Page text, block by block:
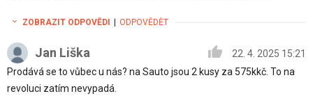
ZOBRAZIT ODPOVĚDI ODPOVĚDĚT
Jan Liška
22. 4. 2025 15:21
Prodává se to vůbec u nás? na Sauto jsou 2 kusy za 575kkč. To na
revoluci zatím nevypadá.